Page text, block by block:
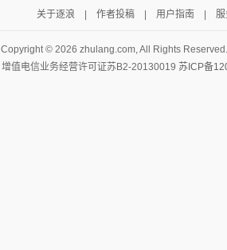
关于逐浪 作者投稿| 用户指南 服
Copyright © 2026 zhulang.com, All Rights
增值电信业务经营许可证苏B2-20130019 苏ICP备